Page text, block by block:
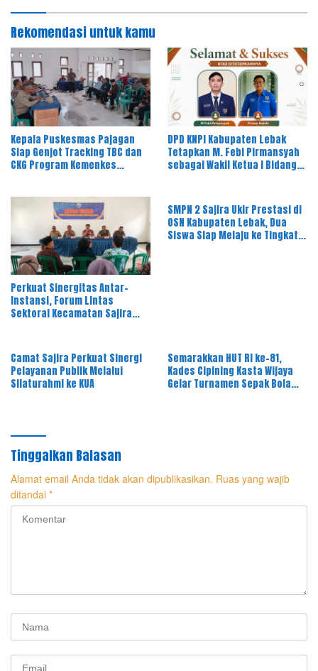
Rekomendasi untuk kamu
Kepala Puskesmas Pajagan
Siap Genjot Tracking TBC dan
CKG Program Kemenkes
DPD KNPI Kabupaten Lebak
Tetapkan M. Febi Pirmansyah
sebagai Wakil Ketua I Bidang
Perkuat Sinergitas Antar-
Instansi, Forum Lintas
Sektoral Kecamatan Sajira
SMPN 2 Sajira Ukir Prestasi di
OSN Kabupaten Lebak, Dua
Siswa Siap Melaju ke Tingkat
Camat Sajira Perkuat Sinergi
Pelayanan Publik Melalui
Silaturahmi ke KUA
Semarakkan HUT RI ke-81,
Kades Cipining Kasta Wijaya
Gelar Turnamen Sepak Bola
Tinggalkan Balasan
Alamat email Anda tidak akan dipublikasikan. Ruas yang wajib
ditandai *